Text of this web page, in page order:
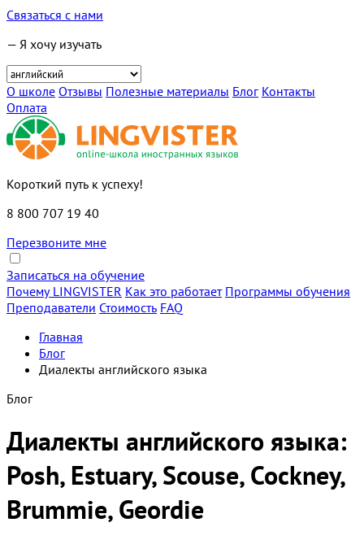
Связаться с нами
— Я хочу изучать
О школе Отзывы Полезные материалы Блог Контакты
Оплата
Короткий путь к успеху!
8 800 707 19 40
Перезвоните мне
Записаться на обучение
Почему LINGVISTER Как это работает Программы обучения
Преподаватели Стоимость FAQ
Главная
Блог
Диалекты английского языка
Блог
Диалекты английского языка:
Posh, Estuary, Scouse, Cockney,
Brummie, Geordie